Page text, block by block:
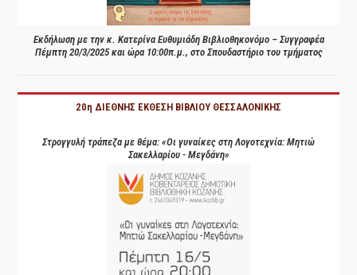
Εκδήλωση με την κ. Κατερίνα Ευθυμιάδη Βιβλιοθηκονόμο – Συγγραφέα
Πέμπτη 20/3/2025 και ώρα 10:00π.μ., στο Σπουδαστήριο του τμήματος
20η ΔΙΕΘΝΗΣ ΕΚΘΕΣΗ ΒΙΒΛΙΟΥ ΘΕΣΣΑΛΟΝΙΚΗΣ
Στρογγυλή τράπεζα με θέμα: «Οι γυναίκες στη Λογοτεχνία: Μητιώ
Σακελλαρίου - Μεγδάνη»